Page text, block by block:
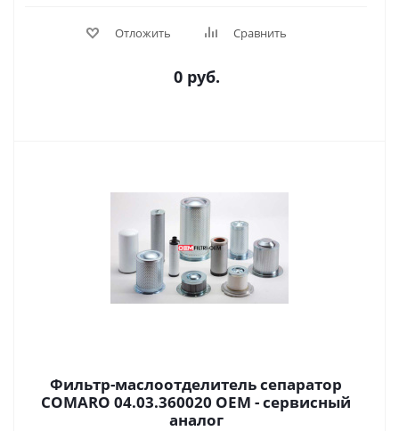
Отложить Сравнить
0 руб.
Фильтр-маслоотделитель сепаратор
COMARO 04.03.360020 OEM - сервисный
аналог